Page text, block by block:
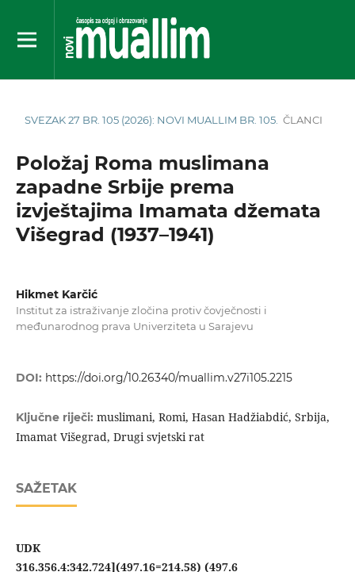
SVEZAK 27 BR. 105 (2026): NOVI MUALLIM BR. 105. ČLANCI
Položaj Roma muslimana
zapadne Srbije prema
izvještajima Imamata džemata
Višegrad (1937–1941)
Hikmet Karčić
Institut za istraživanje zločina protiv čovječnosti i
međunarodnog prava Univerziteta u Sarajevu
DOI: https://doi.org/10.26340/muallim.v27i105.2215
Ključne riječi: muslimani, Romi, Hasan Hadžiabdić, Srbija,
Imamat Višegrad, Drugi svjetski rat
SAŽETAK
UDK
316.356.4:342.724](497.16=214.58) (497.6